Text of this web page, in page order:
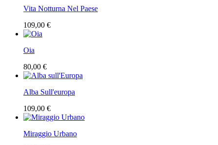
Vita Notturna Nel Paese
109,00 €
Oia
80,00 €
Alba Sull'europa
109,00 €
Miraggio Urbano